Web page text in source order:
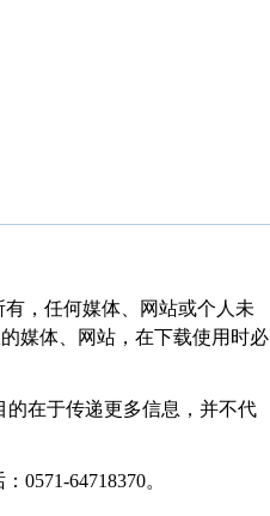
，任何媒体、网站或个人未
媒体、网站，在下载使用时必
在于传递更多信息，并不代
64718370。